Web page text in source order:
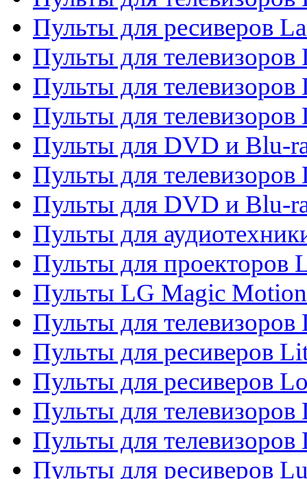
Пульты для ресиверов
Пульты для телевизоров
Пульты для телевизоров
Пульты для телевизоров
Пульты для DVD и Blu-
Пульты для телевизоров
Пульты для DVD и Blu-
Пульты для
Пульты для проекторов
Пульты LG Magic Motion
Пульты для
Пульты для ресиверов
Пульты для ресиверов
Пульты для телевизоров
Пульты для
Пульты для ресиверов